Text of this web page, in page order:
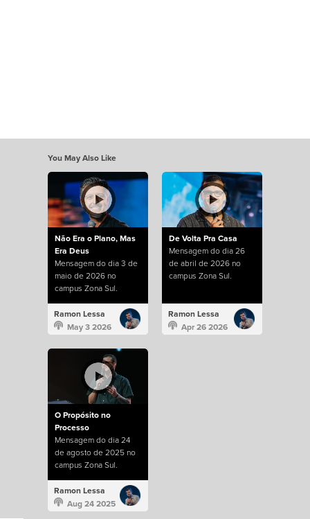
You May Also Like
Não Era o Plano, Mas
Era Deus
Mensagem do dia 3 de
maio de 2026 no
campus Zona Sul.
Ramon Lessa
May 3 2026
De Volta Pra Casa
Mensagem do dia 26
de abril de 2026 no
campus Zona Sul.
Ramon Lessa
Apr 26 2026
O Propósito no
Processo
Mensagem do dia 24
de agosto de 2025 no
campus Zona Sul.
Ramon Lessa
Aug 24 2025